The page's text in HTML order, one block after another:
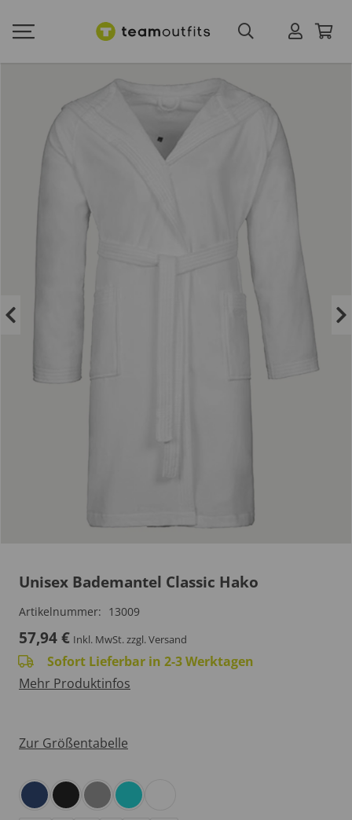
Unisex Bademantel Classic Hako
Artikelnummer: 13009
57,94€ Inkl. MwSt.zzgl. Versand
Sofort Lieferbar in 2-3 Werktagen
Mehr Produktinfos
Zur Größentabelle